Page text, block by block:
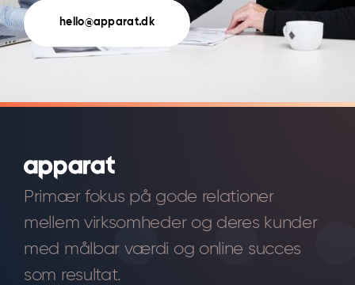
hello@apparat.dk
Primær fokus på gode relationer
mellem virksomheder og deres kunder
med målbar værdi og online succes
som resultat.